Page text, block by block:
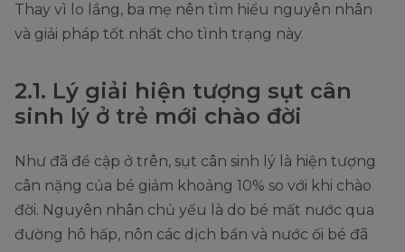
Thay vì lo lắng, ba mẹ nên tìm hiểu nguyên nhân
và giải pháp tốt nhất cho tình trạng này.
2.1. Lý giải hiện tượng sụt cân
sinh lý ở trẻ mới chào đời
Như đã đề cập ở trên, sụt cân sinh lý là hiện tượng
cân nặng của bé giảm khoảng 10% so với khi chào
đời. Nguyên nhân chủ yếu là do bé mất nước qua
đường hô hấp, nôn các dịch bẩn và nước ối bé đã